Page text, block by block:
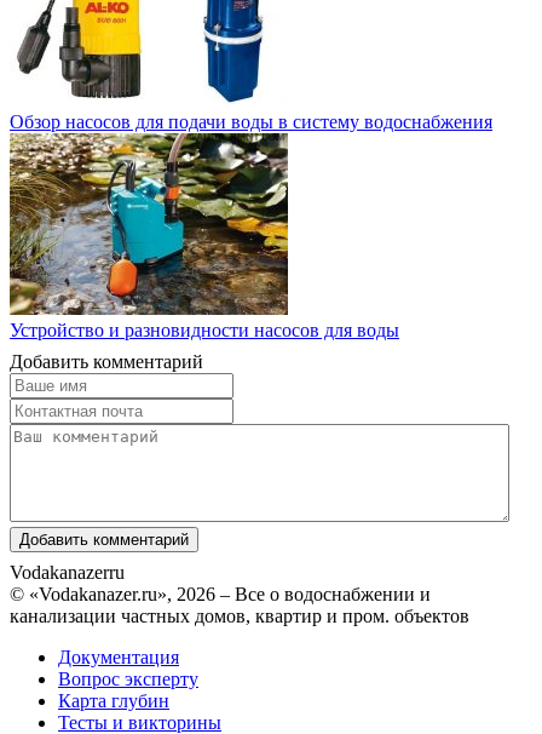
Обзор насосов для подачи воды в систему водоснабжения
Устройство и разновидности насосов для воды
Добавить комментарий
Vodakanazerru
© «Vodakanazer.ru», 2026 – Все о водоснабжении и
канализации частных домов, квартир и пром. объектов
Документация
Вопрос эксперту
Карта глубин
Тесты и викторины